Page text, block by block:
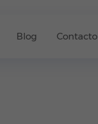
Blog Contacto